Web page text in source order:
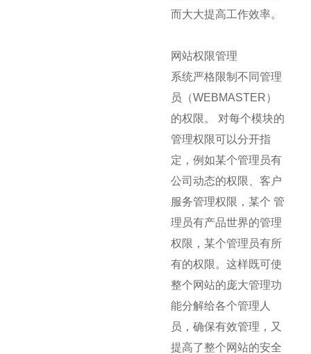
而大大提高工作效率。
网站权限管理
系统严格限制不同管理
员（WEBMASTER）
的权限。 对每个模块的
管理权限可以分开指
定，例如某个管理员有
公司动态的权限、客户
服务管理权限，某个 管
理员有产品世界的管理
权限，某个管理员有所
有的权限。这样既可使
整个网站的庞大管理功
能分解给各个管理人
员，确保有效管理，又
提高了整个网站的安全